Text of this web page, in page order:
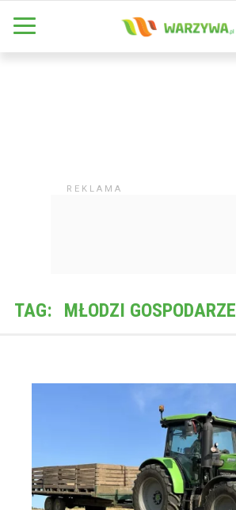
TAG: MŁODZI GOSPODARZE